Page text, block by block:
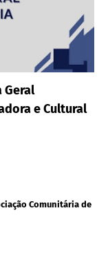
Geral
e Cultural
Comunitária de